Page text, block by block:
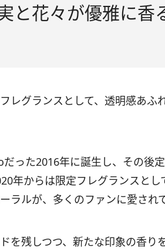
と花々が優雅に香
レグランスとして、透明感あふ
った2016年に誕生し、その後
年からは限定フレグランスと
ラルが、多くのファンに愛され
を残しつつ、新たな印象の香り